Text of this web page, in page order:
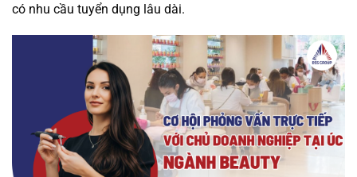
có nhu cầu tuyển dụng lâu dài.